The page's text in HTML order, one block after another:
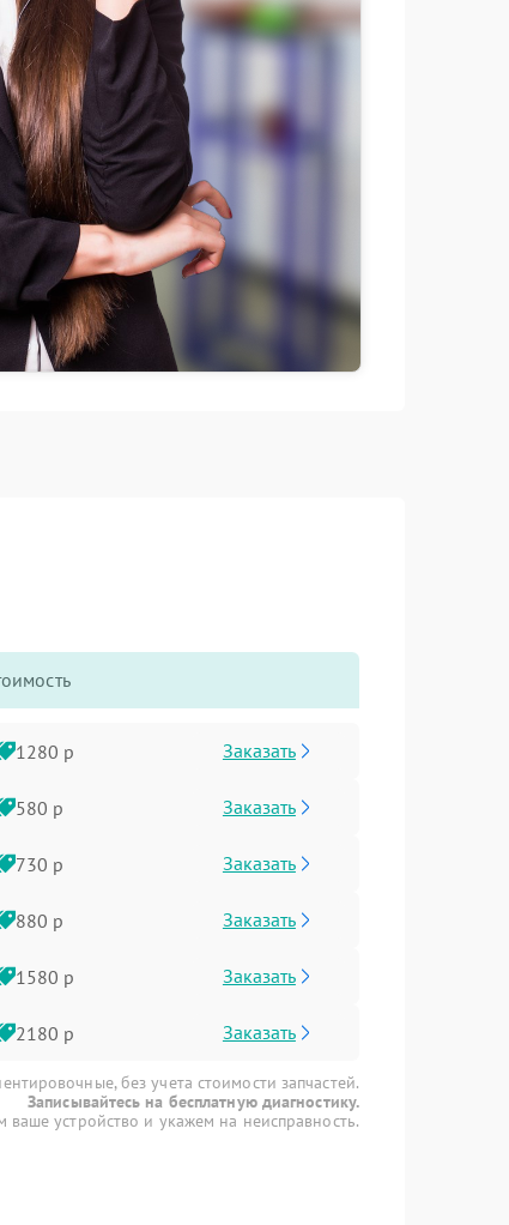
1280 р Заказать
580 р Заказать
730 р Заказать
880 р Заказать
1580 р Заказать
2180 р Заказать
без учета стоимости запчастей.
Записывайтесь на бесплатную диагностику.
устройство и укажем на неисправность.